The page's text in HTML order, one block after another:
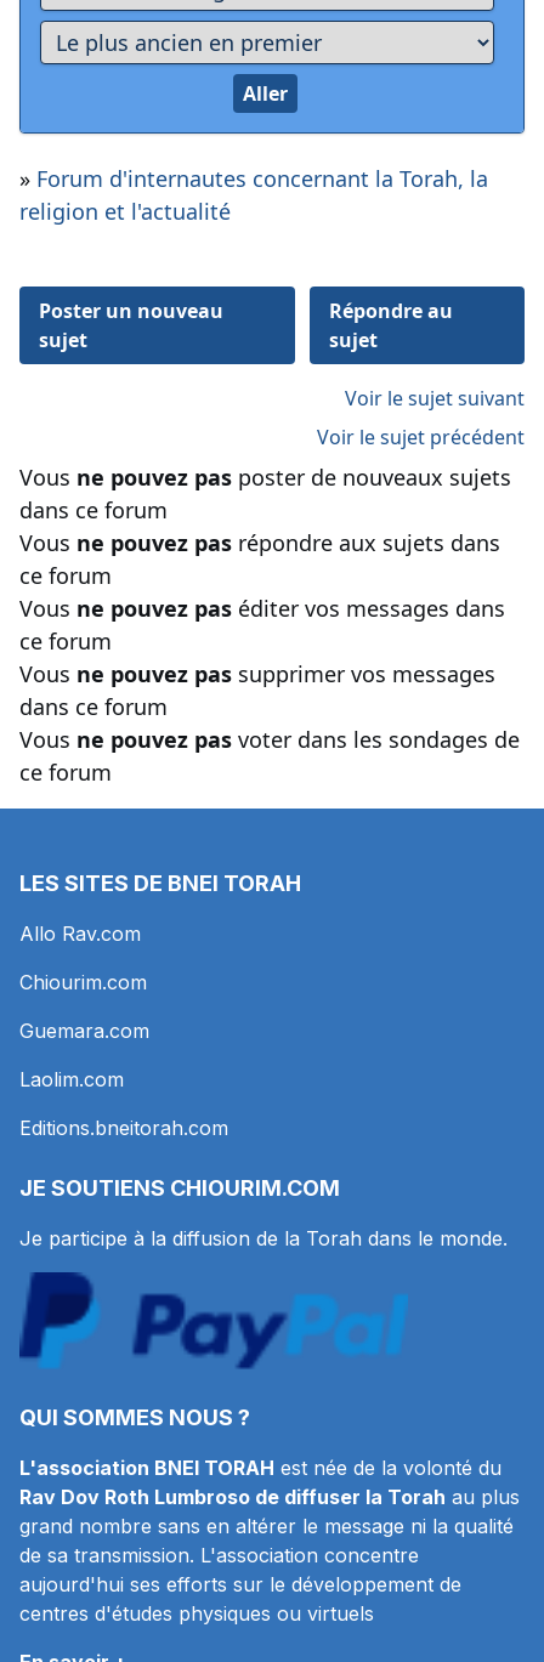
» Forum d'internautes concernant la Torah, la
religion et l'actualité
Poster un nouveau
sujet
Répondre au
sujet
Voir le sujet suivant
Voir le sujet précédent
Vous ne pouvez pas poster de nouveaux sujets
dans ce forum
Vous ne pouvez pas répondre aux sujets dans
ce forum
Vous ne pouvez pas éditer vos messages dans
ce forum
Vous ne pouvez pas supprimer vos messages
dans ce forum
Vous ne pouvez pas voter dans les sondages de
ce forum
LES SITES DE BNEI TORAH
Allo Rav.com
Chiourim.com
Guemara.com
Laolim.com
Editions.bneitorah.com
JE SOUTIENS CHIOURIM.COM
Je participe à la diffusion de la Torah dans le monde.
QUI SOMMES NOUS ?
L'association BNEI TORAH est née de la volonté du
Rav Dov Roth Lumbroso de diffuser la Torah au plus
grand nombre sans en altérer le message ni la qualité
de sa transmission. L'association concentre
aujourd'hui ses efforts sur le développement de
centres d'études physiques ou virtuels